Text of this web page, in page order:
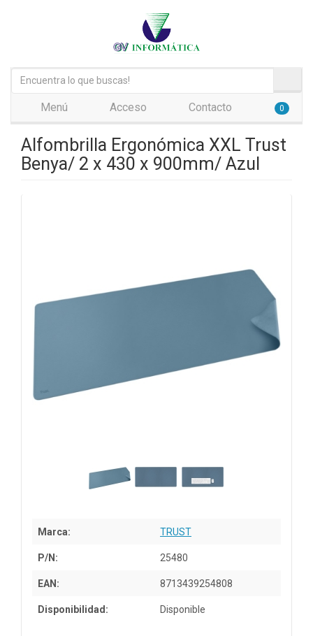
Menú Acceso Contacto 0
Alfombrilla Ergonómica XXL Trust
Benya/ 2 x 430 x 900mm/ Azul
Marca: TRUST
P/N: 25480
EAN: 8713439254808
Disponibilidad: Disponible